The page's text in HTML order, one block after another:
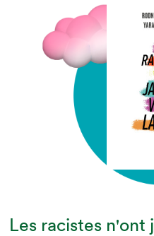
Les racistes n'ont